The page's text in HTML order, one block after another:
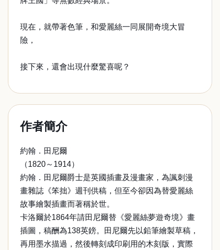
現在，就帶著色筆，和愛麗絲一同展開奇境大冒
險，
接下來，還會出現什麼驚喜呢？
作者簡介
約翰．田尼爾
（1820～1914）
約翰．田尼爾爵士是英國插畫及漫畫家，為諷刺漫
畫雜誌《笨拙》週刊供稿，但至今卻因為替愛麗絲
故事繪製插畫而著稱於世。
卡洛爾於1864年請田尼爾替《愛麗絲夢遊奇境》畫
插圖，稿酬為138英鎊。田尼爾先以鉛筆繪製草稿，
再用墨水描過，然後轉刻成印刷用的木刻版，實際